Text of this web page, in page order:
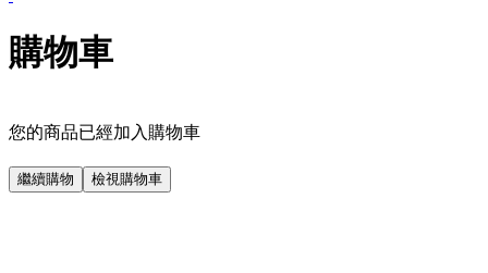
購物車
您的商品已經加入購物車
繼續購物 檢視購物車